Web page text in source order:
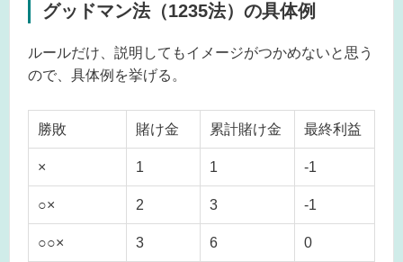
グッドマン法（1235法）の具体例
ルールだけ、説明してもイメージがつかめないと思う
ので、具体例を挙げる。
勝敗 賭け金 累計賭け金 最終利益
× 1 1 -1
○× 2 3 -1
○○× 3 6 0